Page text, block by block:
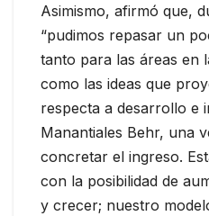
Asimismo, afirmó que,
“pudimos repasar un
tanto para las áreas en
como las ideas que
respecta a desarrollo e
Manantiales Behr, una
concretar el ingreso.
con la posibilidad de
y crecer; nuestro